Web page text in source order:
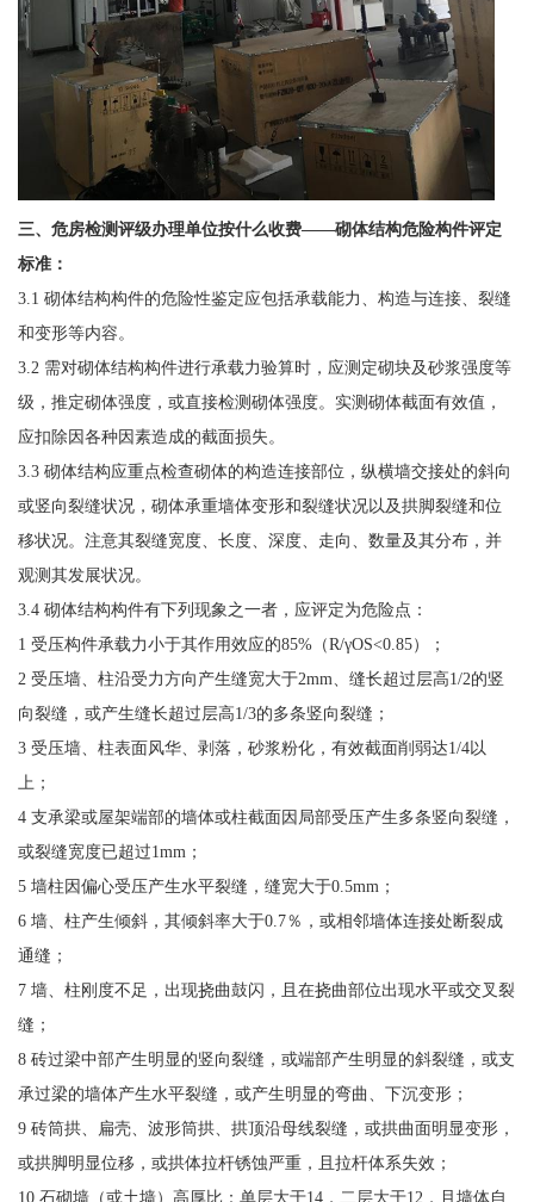
三、 危房检测评级办理单位按什么收费——砌体结构危险构件评定
标准：
3.1 砌体结构构件的危险性鉴定应包括承载能力、构造与连接、裂缝
和变形等内容。
3.2 需对砌体结构构件进行承载力验算时，应测定砌块及砂浆强度等
级，推定砌体强度，或直接检测砌体强度。实测砌体截面有效值，
应扣除因各种因素造成的截面损失。
3.3 砌体结构应重点检查砌体的构造连接部位，纵横墙交接处的斜向
或竖向裂缝状况，砌体承重墙体变形和裂缝状况以及拱脚裂缝和位
移状况。注意其裂缝宽度、长度、深度、走向、数量及其分布，并
观测其发展状况。
3.4 砌体结构构件有下列现象之一者，应评定为危险点：
1 受压构件承载力小于其作用效应的85%（R/γOS<0.85）；
2 受压墙、柱沿受力方向产生缝宽大于2mm、缝长超过层高1/2的竖
向裂缝，或产生缝长超过层高1/3的多条竖向裂缝；
3 受压墙、柱表面风华、剥落，砂浆粉化，有效截面削弱达1/4以
上；
4 支承梁或屋架端部的墙体或柱截面因局部受压产生多条竖向裂缝，
或裂缝宽度已超过1mm；
5 墙柱因偏心受压产生水平裂缝，缝宽大于0.5mm；
6 墙、柱产生倾斜，其倾斜率大于0.7％，或相邻墙体连接处断裂成
通缝；
7 墙、柱刚度不足，出现挠曲鼓闪，且在挠曲部位出现水平或交叉裂
缝；
8 砖过梁中部产生明显的竖向裂缝，或端部产生明显的斜裂缝，或支
承过梁的墙体产生水平裂缝，或产生明显的弯曲、下沉变形；
9 砖筒拱、扁壳、波形筒拱、拱顶沿母线裂缝，或拱曲面明显变形，
或拱脚明显位移，或拱体拉杆锈蚀严重，且拉杆体系失效；
10 石砌墙（或土墙）高厚比：单层大于14，二层大于12，且墙体自